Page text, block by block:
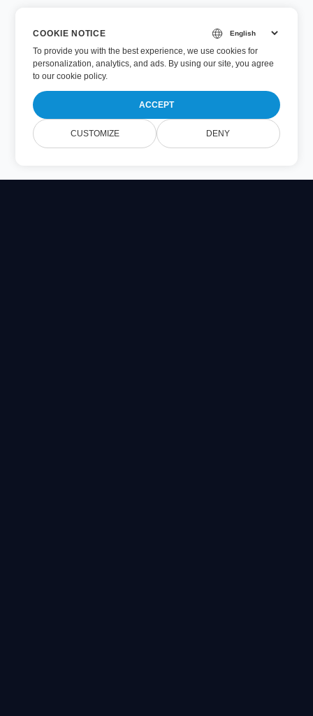
COOKIE NOTICE
To provide you with the best experience, we use cookies for
personalization, analytics, and ads. By using our site, you agree
toour cookie policy.
ACCEPT
CUSTOMIZE DENY